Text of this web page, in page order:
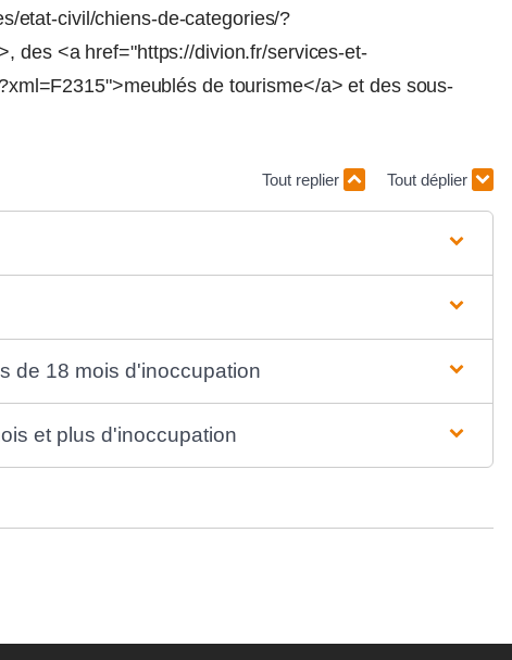
etat-civil/chiens-de-categories/?
des <a href="https://divion.fr/services-et-
de tourisme</a> et des sous-
Tout replier Tout déplier
de 18 mois d'inoccupation
et plus d'inoccupation